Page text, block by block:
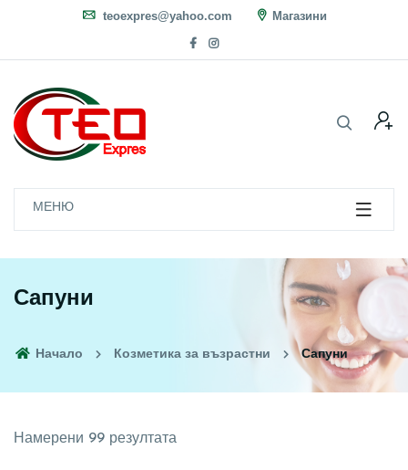
teoexpres@yahoo.com Магазини
МЕНЮ
Сапуни
Начало Козметика за възрастни Сапуни
Намерени 99 резултата